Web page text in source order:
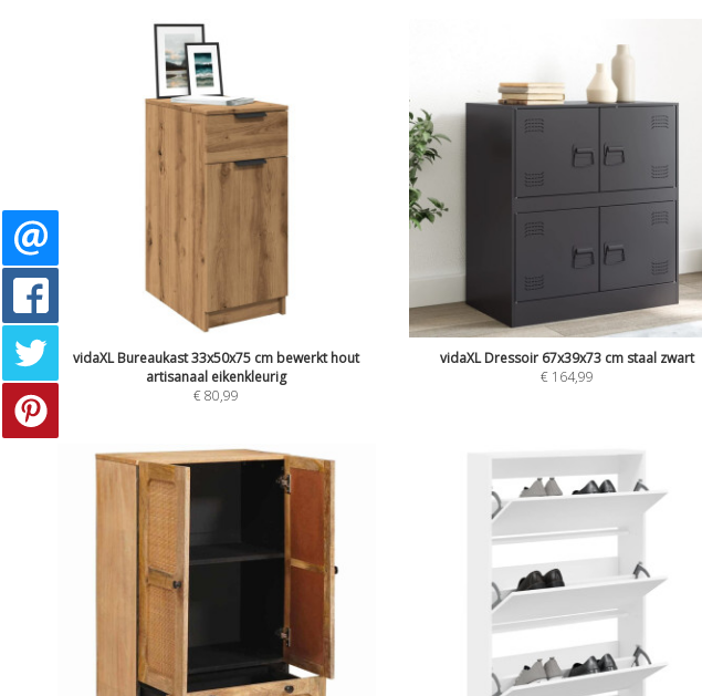
vidaXL Bureaukast 33x50x75 cm bewerkt hout
artisanaal eikenkleurig
€80,99
vidaXL Dressoir 67x39x73 cm staal zwart
€ 164,99